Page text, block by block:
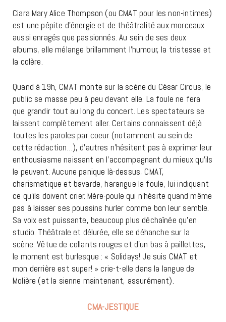
Ciara Mary Alice Thompson (ou CMAT pour les non-intimes)
est une pépite d’énergie et de théâtralité aux morceaux
aussi enragés que passionnés. Au sein de ses deux
albums, elle mélange brillamment l’humour, la tristesse et
la colère.
Quand à 19h, CMAT monte sur la scène du César Circus, le
public se masse peu à peu devant elle. La foule ne fera
que grandir tout au long du concert. Les spectateurs se
laissent complètement aller. Certains connaissent déjà
toutes les paroles par coeur (notamment au sein de
cette rédaction…), d’autres n’hésitent pas à exprimer leur
enthousiasme naissant en l’accompagnant du mieux qu’ils
le peuvent. Aucune panique là-dessus, CMAT,
charismatique et bavarde, harangue la foule, lui indiquant
ce qu’ils doivent crier. Mère-poule qui n’hésite quand même
pas à laisser ses poussins hurler comme bon leur semble.
Sa voix est puissante, beaucoup plus déchaînée qu’en
studio. Théâtrale et délurée, elle se déhanche sur la
scène. Vêtue de collants rouges et d’un bas à paillettes,
le moment est burlesque : « Solidays! Je suis CMAT et
mon derrière est super! » crie-t-elle dans la langue de
Molière (et la sienne maintenant, assurément).
CMA-JESTIQUE